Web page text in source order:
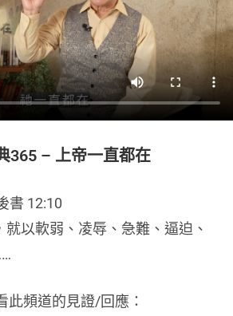
365 – 上帝一直都在
書 12:10
以軟弱、凌辱、急難、逼迫、
此頻道的見證/回應：